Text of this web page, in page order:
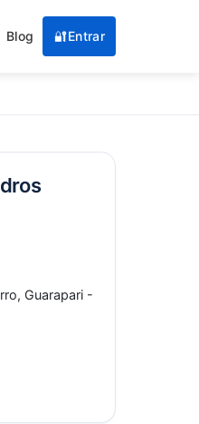
Blog 🔐Entrar
Guarapari -